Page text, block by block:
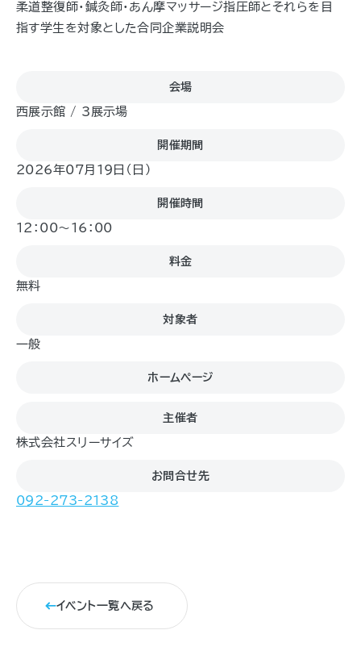
柔道整復師・鍼灸師・あん摩マッサージ指圧師とそれらを目
指す学生を対象とした合同企業説明会
会場
西展示館 / 3展示場
開催期間
2026年07月19日（日)
開催時間
12：00～16：00
料金
無料
対象者
一般
ホームページ
主催者
株式会社スリーサイズ
お問合せ先
092-273-2138
イベント一覧へ戻る